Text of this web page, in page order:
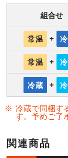
組合せ
常温 +
常温 +
冷蔵 +
冷蔵で同梱す
す。予めご了
関連商品